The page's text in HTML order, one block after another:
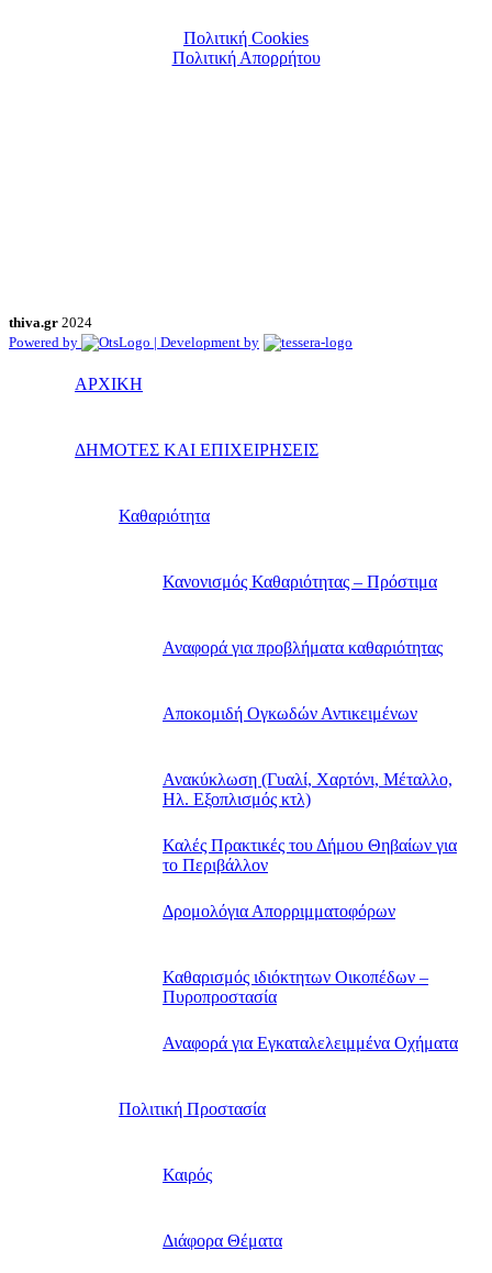
Πολιτική Cookies
Πολιτική Απορρήτου
thiva.gr 2024
Powered by
| Development by
ΑΡΧΙΚΗ
ΔΗΜΟΤΕΣ ΚΑΙ ΕΠΙΧΕΙΡΗΣΕΙΣ
Καθαριότητα
Κανονισμός Καθαριότητας – Πρόστιμα
Αναφορά για προβλήματα καθαριότητας
Αποκομιδή Ογκωδών Αντικειμένων
Ανακύκλωση (Γυαλί, Χαρτόνι, Μέταλλο,
Ηλ. Εξοπλισμός κτλ)
Καλές Πρακτικές του Δήμου Θηβαίων για
το Περιβάλλον
Δρομολόγια Απορριμματοφόρων
Καθαρισμός ιδιόκτητων Οικοπέδων –
Πυροπροστασία
Αναφορά για Εγκαταλελειμμένα Οχήματα
Πολιτική Προστασία
Καιρός
Διάφορα Θέματα